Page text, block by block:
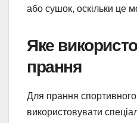
або сушок, оскільки це
Яке
прання
Для прання
використовувати